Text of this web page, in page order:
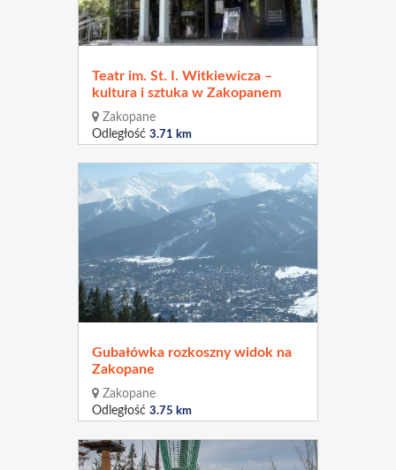
Teatr im. St. I. Witkiewicza –
kultura i sztuka w Zakopanem
Zakopane
Odległość 3.71 km
Gubałówka rozkoszny widok na
Zakopane
Zakopane
Odległość 3.75 km